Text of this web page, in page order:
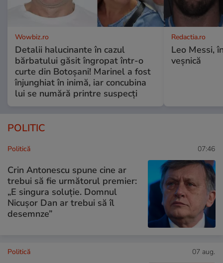
Wowbiz.ro
Detalii halucinante în cazul
bărbatului găsit îngropat într-o
curte din Botoșani! Marinel a fost
înjunghiat în inimă, iar concubina
lui se numără printre suspecți
Redactia.ro
Leo Messi,
veșnică
POLITIC
Politică 07:46
Crin Antonescu spune cine ar
trebui să fie următorul premier:
„E singura soluție. Domnul
Nicușor Dan ar trebui să îl
desemnze”
Politică 07 aug.